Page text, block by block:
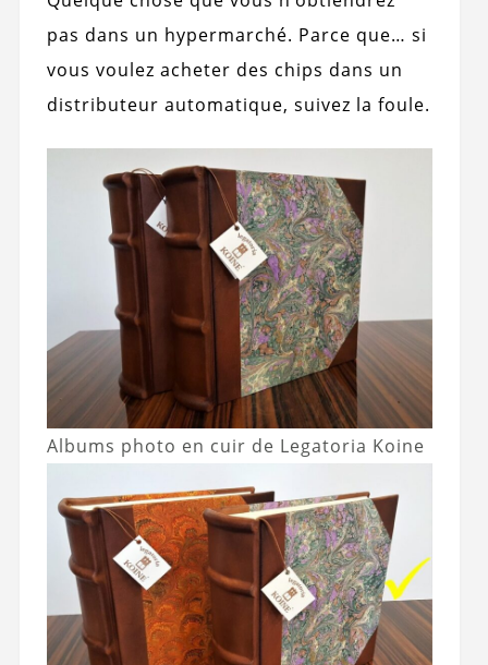
pas dans un hypermarché. Parce que… si
vous voulez acheter des chips dans un
distributeur automatique, suivez la foule.
Albums photo en cuir de Legatoria Koine